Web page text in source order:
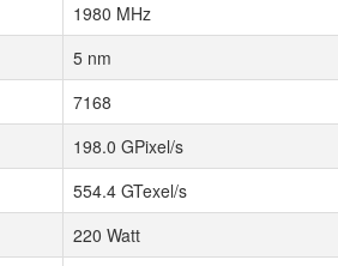
1980 MHz
5 nm
7168
198.0 GPixel/s
554.4 GTexel/s
220 Watt